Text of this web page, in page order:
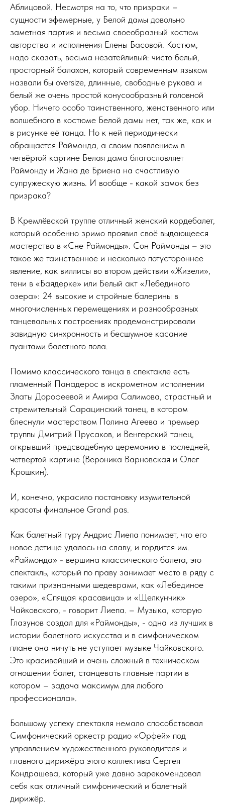
Аблицовой. Несмотря на то, что призраки –
сущности эфемерные, у Белой дамы довольно
заметная партия и весьма своеобразный костюм
авторства и исполнения Елены Басовой. Костюм,
надо сказать, весьма незатейливый: чисто белый,
просторный балахон, который современным языком
назвали бы oversize, длинные, свободные рукава и
белый же очень простой конусообразный головной
убор. Ничего особо таинственного, женственного или
волшебного в костюме Белой дамы нет, так же, как и
в рисунке её танца. Но к ней периодически
обращается Раймонда, а своим появлением в
четвёртой картине Белая дама благословляет
Раймонду и Жана де Бриена на счастливую
супружескую жизнь. И вообще - какой замок без
призрака?
В Кремлёвской труппе отличный женский кордебалет,
который особенно зримо проявил своё выдающееся
мастерство в «Сне Раймонды». Сон Раймонды – это
такое же таинственное и несколько потустороннее
явление, как виллисы во втором действии «Жизели»,
тени в «Баядерке» или Белый акт «Лебединого
озера»: 24 высокие и стройные балерины в
многочисленных перемещениях и разнообразных
танцевальных построениях продемонстрировали
завидную синхронность и бесшумное касание
пуантами балетного пола.
Помимо классического танца в спектакле есть
пламенный Панадерос в искрометном исполнении
Златы Дорофеевой и Амира Салимова, страстный и
стремительный Сарацинский танец, в котором
блеснули мастерством Полина Агеева и премьер
труппы Дмитрий Прусаков, и Венгерский танец,
открывший предсвадебную церемонию в последней,
четвертой картине (Вероника Варновская и Олег
Крошкин).
И, конечно, украсило постановку изумительной
красоты финальное Grand pas.
Как балетный гуру Андрис Лиепа понимает, что его
новое детище удалось на славу, и гордится им.
«Раймонда» - вершина классического балета, это
спектакль, который по праву занимает место в ряду с
такими признанными шедеврами, как «Лебединое
озеро», «Спящая красавица» и «Щелкунчик»
Чайковского, - говорит Лиепа. – Музыка, которую
Глазунов создал для «Раймонды», - одна из лучших в
истории балетного искусства и в симфоническом
плане она ничуть не уступает музыке Чайковского.
Это красивейший и очень сложный в техническом
отношении балет, станцевать главные партии в
котором – задача максимум для любого
профессионала».
Большому успеху спектакля немало способствовал
Симфонический оркестр радио «Орфей» под
управлением художественного руководителя и
главного дирижёра этого коллектива Сергея
Кондрашева, который уже давно зарекомендовал
себя как отличный симфонический и балетный
дирижёр.